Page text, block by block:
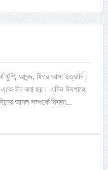
আনন্দ, ফিরে আসা ইত্যাদি।
ঈদ বলা হয়। এদিন ঈদগাহে
আমল সম্পর্কে বিস্তা...